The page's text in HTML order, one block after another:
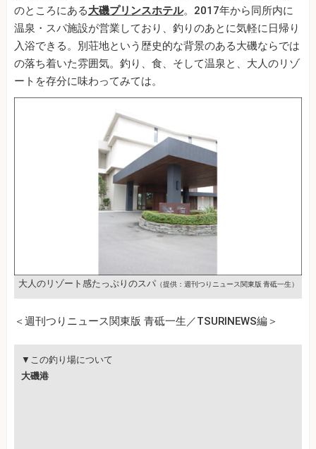
のところにある大磯プリンスホテル。2017年から同所内に
温泉・スパ施設が営業しており、釣りのあとに気軽に日帰り
入浴できる。別荘地という歴史的な背景のある大磯ならでは
の落ち着いた雰囲気。釣り、食、そして温泉と、大人のリゾ
ートを存分に味わってみては。
大人のリゾート感たっぷりのスパ（提供：週刊つりニュース関東版 青砥一生）
＜週刊つりニュース関東版 青砥一生／TSURINEWS編＞
▼この釣り場について
大磯港